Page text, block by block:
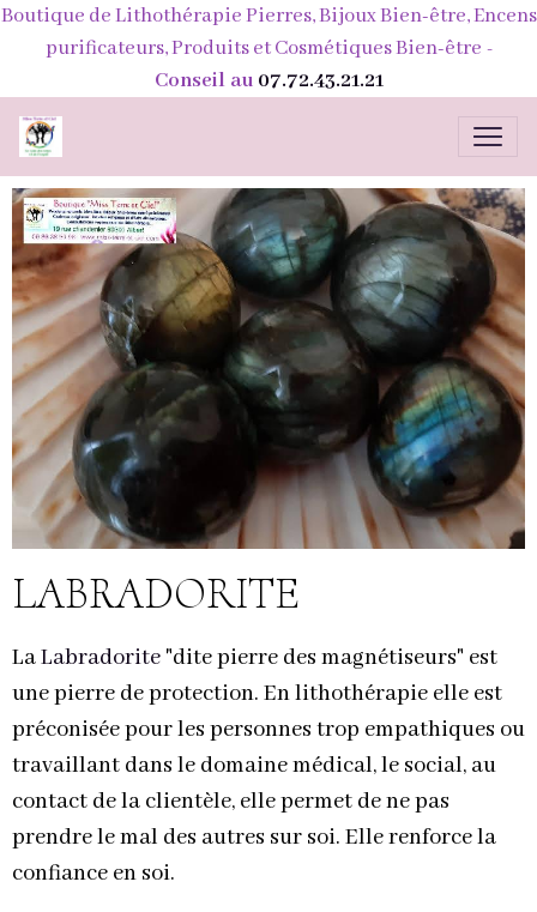
Boutique de Lithothérapie Pierres, Bijoux Bien-être, Encens
purificateurs, Produits et Cosmétiques Bien-être -
Conseil au 07.72.43.21.21
LABRADORITE
LaLabradorite "dite pierre des magnétiseurs" est
une pierre de protection. En lithothérapie elle est
préconisée pour les personnes trop empathiques ou
travaillant dans le domaine médical, le social, au
contact de la clientèle, elle permet de ne pas
prendre le mal des autres sur soi. Elle renforce la
confiance en soi.